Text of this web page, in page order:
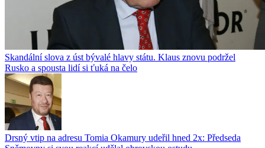
Skandální slova z úst bývalé hlavy státu. Klaus znovu podržel
Rusko a spousta lidí si ťuká na čelo
Drsný vtip na adresu Tomia Okamury udeřil hned 2x: Předseda